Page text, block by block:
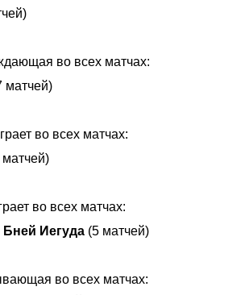
во всех матчах:
матчей)
во всех матчах:
матчей)
во всех матчах:
Иегуда (5 матчей)
во всех матчах: